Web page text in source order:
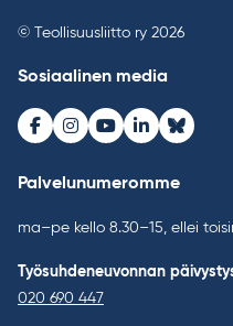
© Teollisuusliitto ry 2026
Sosiaalinen media
Facebook
Instagram
Youtube
LinkedInBluesky
Palvelunumeromme
ma–pe kello 8.30–15, ellei
Työsuhdeneuvonnan
020 690 447